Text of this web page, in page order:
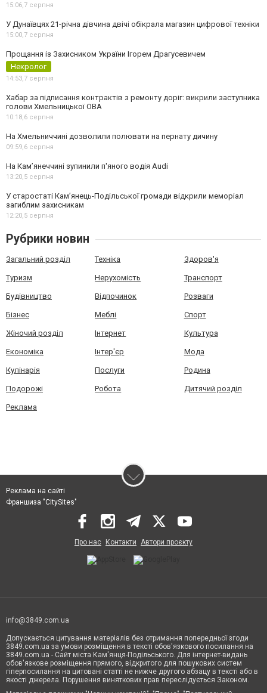
15:06,7 серпня
У Дунаївцях 21-річна дівчина двічі обікрала магазин цифрової техніки
15:00,7 серпня
Прощання із Захисником України Ігорем Драгусевичем
Некролог
14:53,7 серпня
Хабар за підписання контрактів з ремонту доріг: викрили заступника
голови Хмельницької ОВА
10:18,6 серпня
На Хмельниччині дозволили полювати на пернату дичину
09:59,6 серпня
На Камʼянеччині зупинили п'яного водія Audi
13:20,5 серпня
У старостаті Кам’янець-Подільської громади відкрили меморіал
загиблим захисникам
12:20,5 серпня
Рубрики новин
Загальний розділ Техніка Здоров'я
Туризм Нерухомість Транспорт
Будівництво Відпочинок Розваги
Бізнес Меблі Спорт
Жіночий розділ Інтернет Культура
Економіка Інтер'єр Мода
Кулінарія Послуги Родина
Подорожі Робота Дитячий розділ
Реклама
Реклама на сайті
Франшиза "CitySites"
Про нас Контакти Автори проєкту
info@3849.com.ua
Допускається цитування матеріалів без отримання попередньої згоди
3849.com.ua за умови розміщення в тексті обов'язкового посилання на
3849.com.ua - Сайт міста Кам'янця-Подільського. Для інтернет-видань
обов'язкове розміщення прямого, відкритого для пошукових систем
гіперпосилання на цитовані статті не нижче другого абзацу в тексті або в
якості джерела. Порушення виняткових прав переслідується Законом.